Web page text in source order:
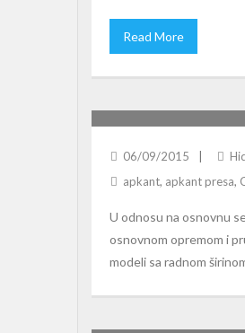
Read More
06/09/2015
apkant, apkant presa,
U odnosu na osnovnu
osnovnom opremom i
modeli sa radnom